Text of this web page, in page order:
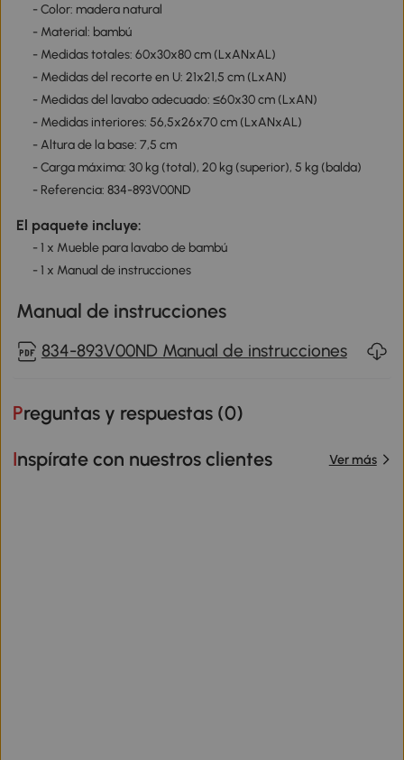
- Color: madera natural
- Material: bambú
- Medidas totales: 60x30x80 cm (LxANxAL)
- Medidas del recorte en U: 21x21,5 cm (LxAN)
- Medidas del lavabo adecuado: ≤60x30 cm (LxAN)
- Medidas interiores: 56,5x26x70 cm (LxANxAL)
- Altura de la base: 7,5 cm
- Carga máxima: 30 kg (total), 20 kg (superior), 5 kg (balda)
- Referencia: 834-893V00ND
El paquete incluye:
- 1 x Mueble para lavabo de bambú
- 1 x Manual de instrucciones
Manual de instrucciones
834-893V00ND Manual de instrucciones
Preguntas y respuestas (0)
Inspírate con nuestros clientes Ver más